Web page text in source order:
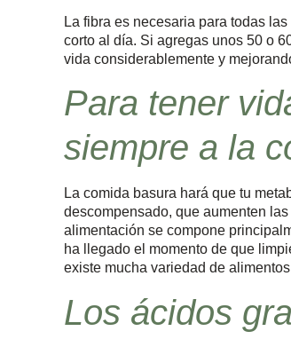
La fibra es necesaria para todas
corto al día. Si agregas unos 50 o
vida considerablemente y
Para tener
siempre a la
La comida basura hará que tu
descompensado, que aumenten
alimentación se compone
ha llegado el momento de que
existe mucha variedad de
Los ácidos